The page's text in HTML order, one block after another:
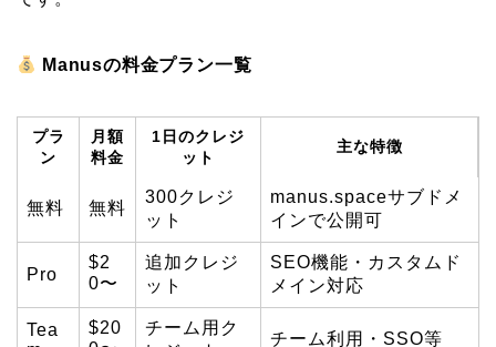
Manusの料金プラン一覧
プラ
ン
月額
料金
1日のクレジ
ット
主な特徴
無料 無料
300クレジ
ット
manus.spaceサブドメ
インで公開可
Pro
$2
0〜
追加クレジ
ット
SEO機能・カスタムド
メイン対応
Tea
$20
チーム用ク
チーム利用・SSO等